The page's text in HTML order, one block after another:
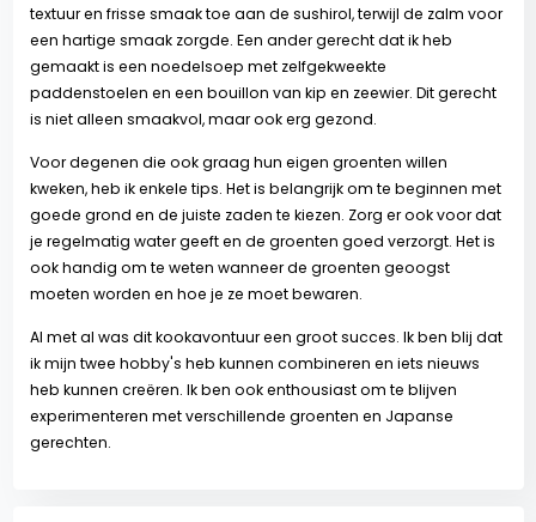
textuur en frisse smaak toe aan de sushirol, terwijl de zalm voor
een hartige smaak zorgde. Een ander gerecht dat ik heb
gemaakt is een noedelsoep met zelfgekweekte
paddenstoelen en een bouillon van kip en zeewier. Dit gerecht
is niet alleen smaakvol, maar ook erg gezond.
Voor degenen die ook graag hun eigen groenten willen
kweken, heb ik enkele tips. Het is belangrijk om te beginnen met
goede grond en de juiste zaden te kiezen. Zorg er ook voor dat
je regelmatig water geeft en de groenten goed verzorgt. Het is
ook handig om te weten wanneer de groenten geoogst
moeten worden en hoe je ze moet bewaren.
Al met al was dit kookavontuur een groot succes. Ik ben blij dat
ik mijn twee hobby's heb kunnen combineren en iets nieuws
heb kunnen creëren. Ik ben ook enthousiast om te blijven
experimenteren met verschillende groenten en Japanse
gerechten.